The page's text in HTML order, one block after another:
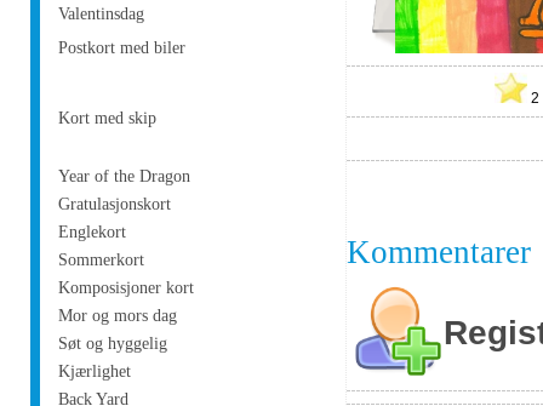
Valentinsdag
Postkort med biler
Kort med skip
Year of the Dragon
Gratulasjonskort
Englekort
Sommerkort
Komposisjoner kort
Mor og mors dag
Søt og hyggelig
Kjærlighet
Back Yard
Kommentarer